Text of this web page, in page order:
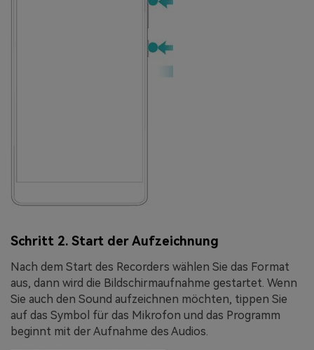
Schritt 2. Start der Aufzeichnung
Nach dem Start des Recorders wählen Sie das Format
aus, dann wird die Bildschirmaufnahme gestartet. Wenn
Sie auch den Sound aufzeichnen möchten, tippen Sie
auf das Symbol für das Mikrofon und das Programm
beginnt mit der Aufnahme des Audios.